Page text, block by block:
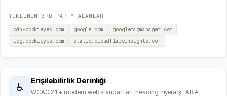
YÜKLENEN 3RD PARTY ALANLAR
cdn-cookieyes.com google.com
googletagmanager.com
log.cookieyes.com
static.cloudflareinsights.com
♿
Erişilebilirlik Derinliği
WCAG 2.1 + modern web standartları: heading hiyerarşi, ARIA